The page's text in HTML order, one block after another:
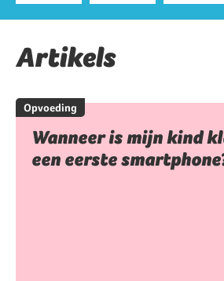
Artikels
Opvoeding
Wanneer is mijn kind
een eerste